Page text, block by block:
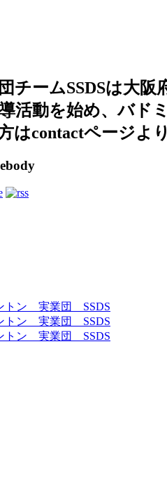
チームSSDSは大阪
活動を始め、バド
はcontactページよ